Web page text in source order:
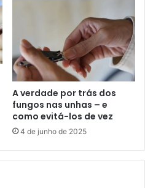
A verdade por trás dos
fungos nas unhas – e
como evitá-los de vez
4 de junho de 2025